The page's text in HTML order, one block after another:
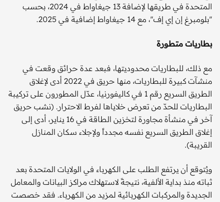
المتحدة في طريقها لإضافة 13 جيغاواط في 2024، بحسب
"بلومبرغ إن إي إف"، مع 14 جيغاواط إضافية في 2025.
بطاريات متطورة
مع ذلك، للبطاريات محدوديتها، فبعد عدة حرائق وقعت في
منشآت كبيرة للبطاريات، منها حريق في 2022 أدى لإغلاق
الطريق السريع رقم 1 في كاليفورنيا، عدّل المطورون على تركيبة
البطاريات للحدّ من تعرض خلاياها لفرط الاحترار. (نشب حريق
آخر في منشأة مجاورة لتخزين الطاقة في 16 يناير، أدى إلى
إغلاق الطريق السريع نفسه مجدداً ولإجلاء سكان المنازل
القريبة).
ويُتوقع أن يرتفع الطلب على الكهرباء في الولايات المتحدة بعد
ثباته منذ بداية الألفية، نتيجةً لاستهلاك مراكز البيانات والمعامل
الجديدة والمركبات الكهربائية لمزيد من الكهرباء. فقد خصصت